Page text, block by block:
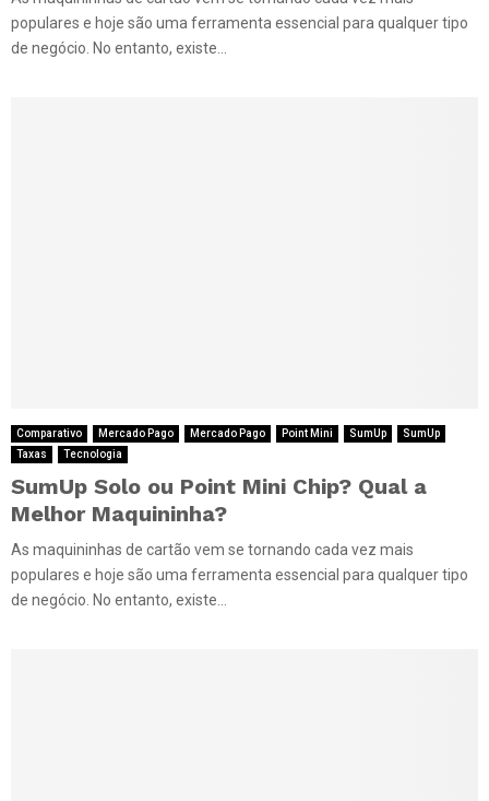
populares e hoje são uma ferramenta essencial para qualquer tipo
de negócio. No entanto, existe...
Comparativo Mercado Pago Mercado Pago Point Mini SumUp
SumUp
Taxas
Tecnologia
SumUp Solo ou Point Mini Chip? Qual a
Melhor Maquininha?
As maquininhas de cartão vem se tornando cada vez mais
populares e hoje são uma ferramenta essencial para qualquer tipo
de negócio. No entanto, existe...